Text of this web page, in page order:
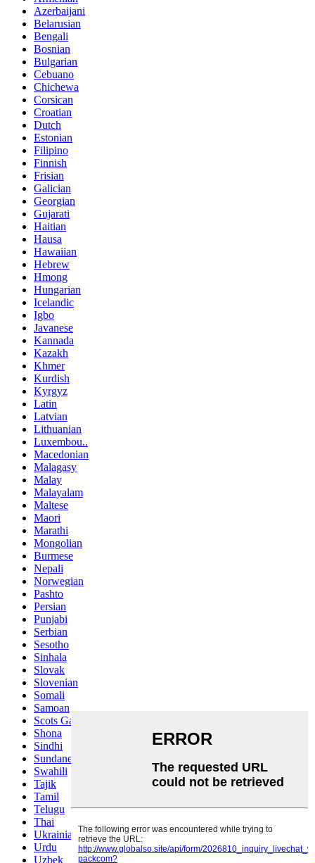
Azerbaijani
Belarusian
Bengali
Bosnian
Bulgarian
Cebuano
Chichewa
Corsican
Croatian
Dutch
Estonian
Filipino
Finnish
Frisian
Galician
Georgian
Gujarati
Haitian
Hausa
Hawaiian
Hebrew
Hmong
Hungarian
Icelandic
Igbo
Javanese
Kannada
Kazakh
Khmer
Kurdish
Kyrgyz
Latin
Latvian
Lithuanian
Luxembou..
Macedonian
Malagasy
Malay
Malayalam
Maltese
Maori
Marathi
Mongolian
Burmese
Nepali
Norwegian
Pashto
Persian
Punjabi
Serbian
Sesotho
Sinhala
Slovak
Slovenian
Somali
Samoan
Scots Gaelic
Shona
Sindhi
Sundanese
Swahili
Tajik
Tamil
Telugu
Thai
Ukrainian
Urdu
Uzbek